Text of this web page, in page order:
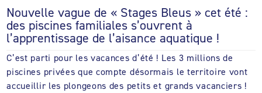
Nouvelle vague de « Stages Bleus » cet été :
des piscines familiales s’ouvrent à
l’apprentissage de l’aisance aquatique !
C’est parti pour les vacances d’été ! Les 3 millions de
piscines privées que compte désormais le territoire vont
accueillir les plongeons des petits et grands vacanciers !